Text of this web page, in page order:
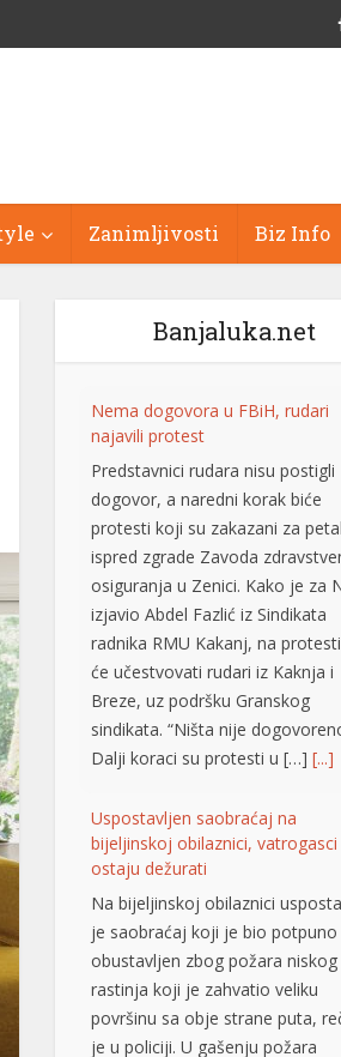
Zanimljivosti Biz Info
Banjaluka.net
Nema dogovora u FBiH, rudari
najavili protest
Predstavnici rudara nisu postigli
dogovor, a naredni korak biće
protesti koji su zakazani za
ispred zgrade Zavoda
osiguranja u Zenici. Kako je za
izjavio Abdel Fazlić iz Sindikata
radnika RMU Kakanj, na
će učestvovati rudari iz Kaknja i
Breze, uz podršku Granskog
sindikata. “Ništa nije
Dalji koraci su protesti u […] [...]
Uspostavljen saobraćaj na
bijeljinskoj obilaznici, vatrogasci
ostaju dežurati
Na bijeljinskoj obilaznici
je saobraćaj koji je bio potpuno
obustavljen zbog požara niskog
rastinja koji je zahvatio veliku
površinu sa obje strane puta,
je u policiji. U gašenju požara